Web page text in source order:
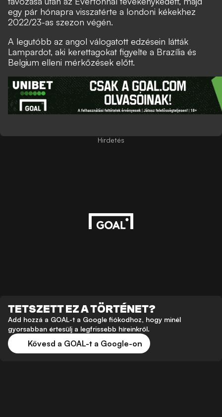
egy pár hónapra visszatérte a londoni kékekhez
2022/23-as szezon végén.
A legutóbb az angol válogatott edzésein látták
Lampardot, aki kerettagokat figyelte a Brazília és
Belgium elleni mérkőzések előtt.
Hirdetés
TETSZETT EZ A TÖRTÉNET?
Add hozzá a GOAL-t a Google fiókodhoz, hogy minél
gyorsabban értesülj a legfrissebb híreinkről.
Kövesd a GOAL-t a Google-on